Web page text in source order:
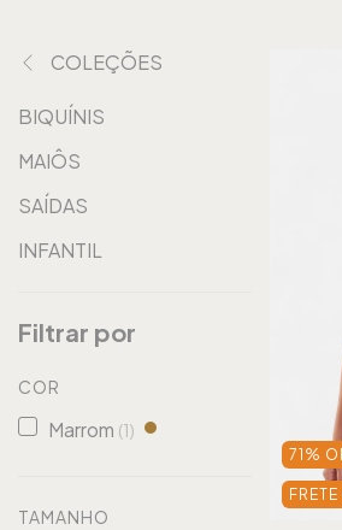
COLEÇÕES
BIQUÍNIS
MAIÔS
SAÍDAS
INFANTIL
Filtrar por
COR
Marrom (1)
TAMANHO
71 %